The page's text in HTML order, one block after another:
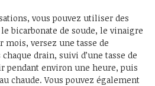
vous pouvez utiliser des
bicarbonate de soude, le vinaigre
mois, versez une tasse de
drain, suivi d’une tasse de
pendant environ une heure, puis
chaude. Vous pouvez également